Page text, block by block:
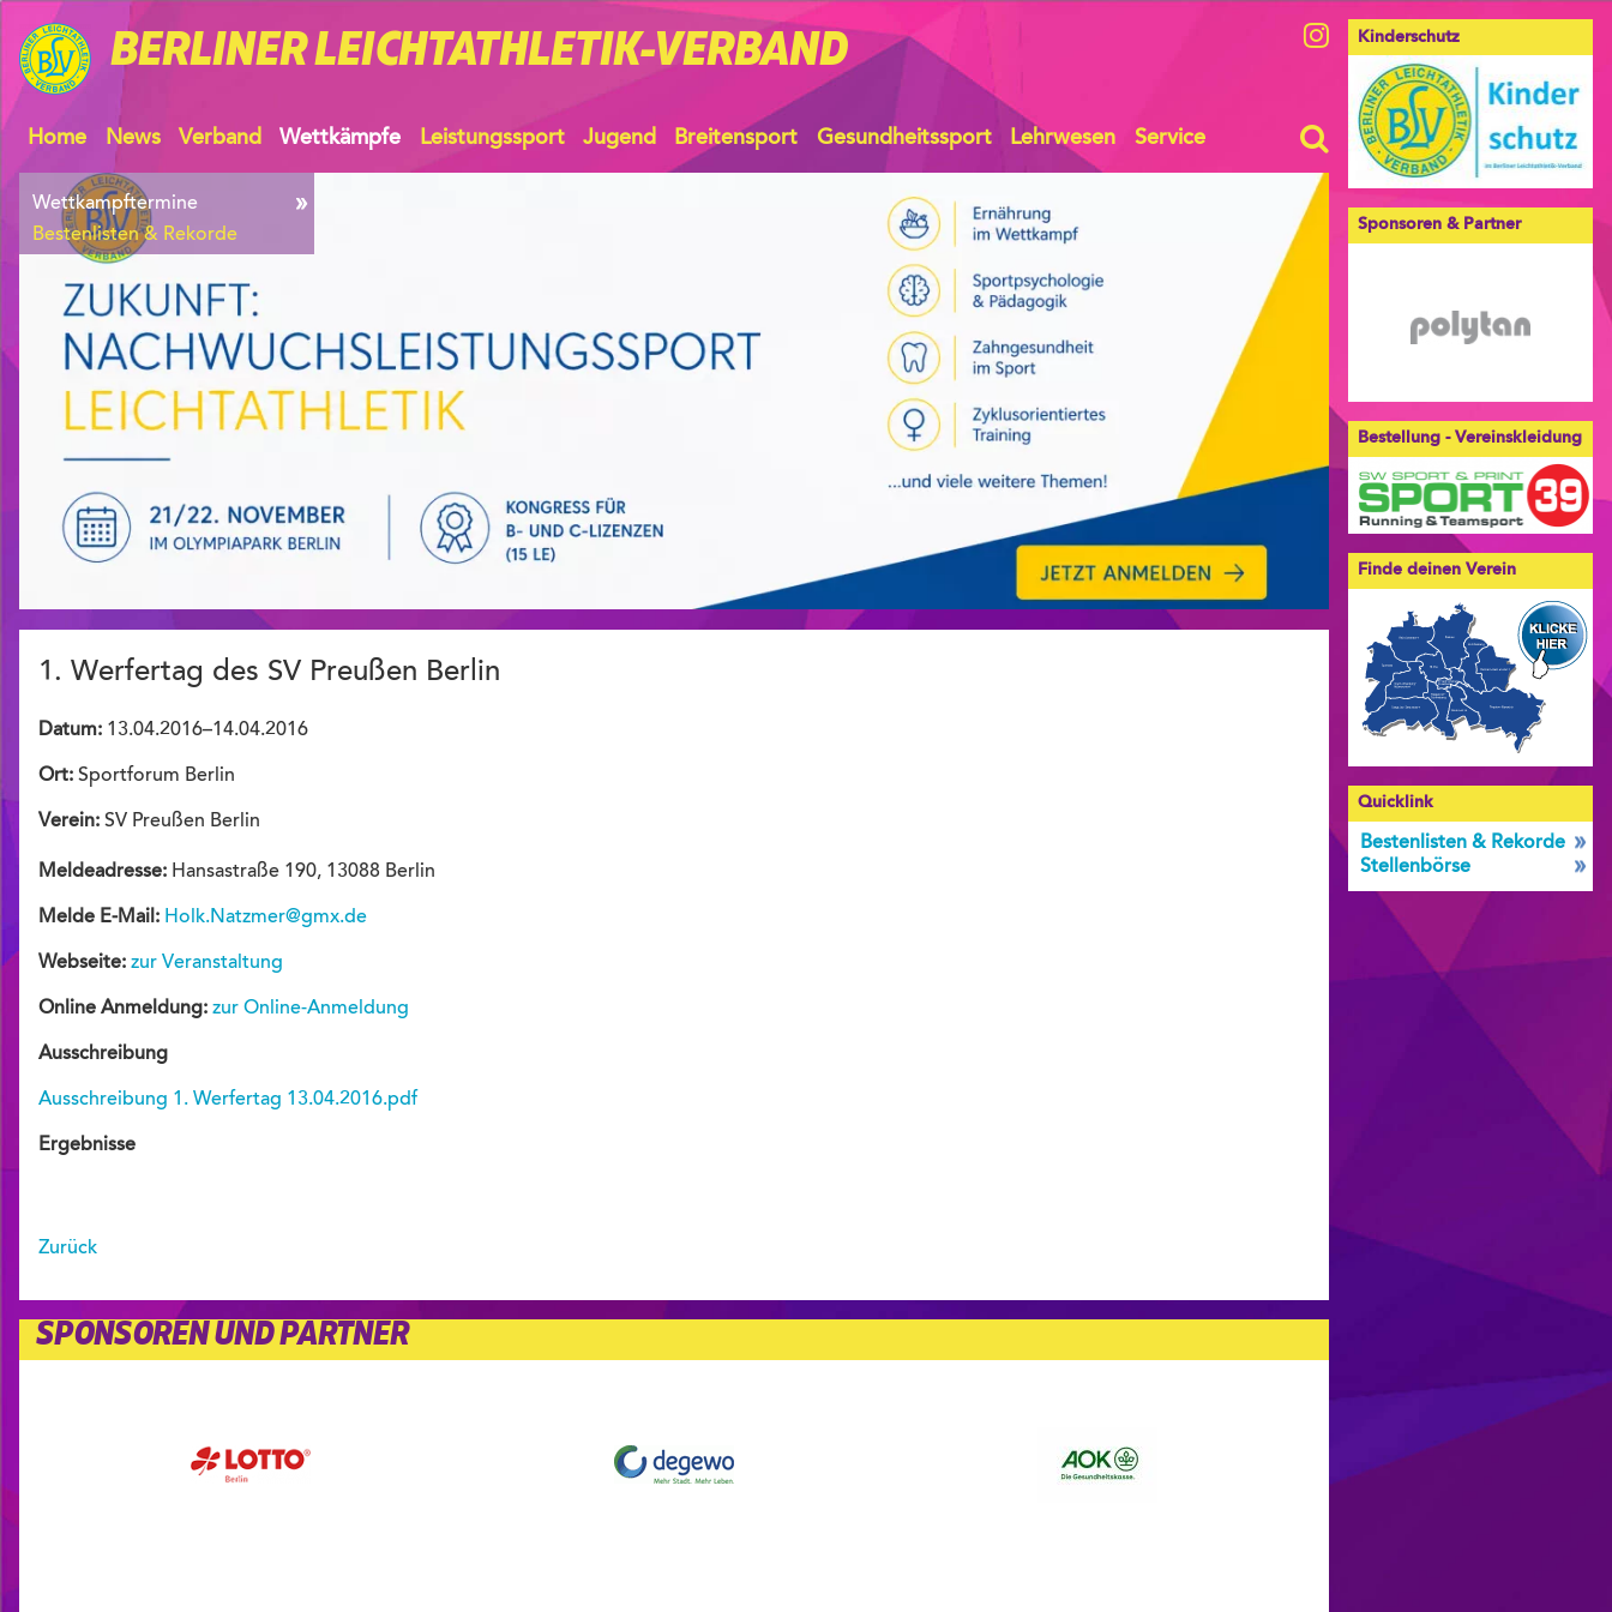
BERLINERLEICHTATHLETIK-VERBAND
Home News Verband Wettkämpfe Leistungssport Jugend Breitensport Gesundheitssport Lehrwesen Service
Wettkampftermine
Bestenlisten & Rekorde
1. Werfertag des SV Preußen Berlin
Datum: 13.04.2016–14.04.2016
Ort: Sportforum Berlin
Verein: SV Preußen Berlin
Meldeadresse: Hansastraße 190, 13088 Berlin
Melde E-Mail: Holk.Natzmer@gmx.de
Webseite: zur Veranstaltung
Online Anmeldung: zur Online-Anmeldung
Ausschreibung
Ausschreibung 1. Werfertag 13.04.2016.pdf
Ergebnisse
Zurück
SPONSOREN UND PARTNER
Kinderschutz
Sponsoren & Partner
Bestellung - Vereinskleidung
Finde deinen Verein
Quicklink
Bestenlisten & Rekorde
Stellenbörse